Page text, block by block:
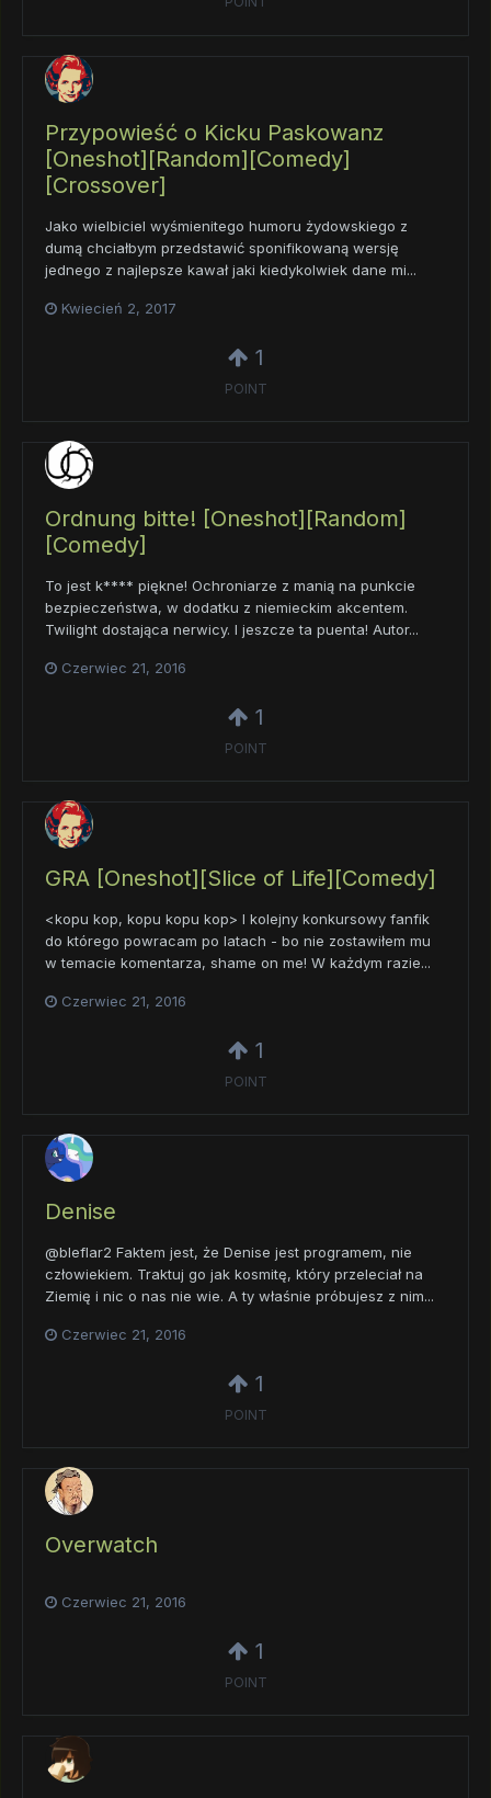
Przypowieść o Kicku Paskowanz
[Oneshot][Random][Comedy]
[Crossover]
Jako wielbiciel wyśmienitego humoru żydowskiego z
dumą chciałbym przedstawić sponifikowaną wersję
jednego z najlepsze kawał jaki kiedykolwiek dane mi...
Kwiecień 2, 2017
1
POINT
Ordnung bitte! [Oneshot][Random]
[Comedy]
To jest k**** piękne! Ochroniarze z manią na punkcie
bezpieczeństwa, w dodatku z niemieckim akcentem.
Twilight dostająca nerwicy. I jeszcze ta puenta! Autor...
Czerwiec 21, 2016
1
POINT
GRA [Oneshot][Slice of Life][Comedy]
<kopu kop, kopu kopu kop> I kolejny konkursowy fanfik
do którego powracam po latach - bo nie zostawiłem mu
w temacie komentarza, shame on me! W każdym razie...
Czerwiec 21, 2016
1
POINT
Denise
@bleflar2 Faktem jest, że Denise jest programem, nie
człowiekiem. Traktuj go jak kosmitę, który przeleciał na
Ziemię i nic o nas nie wie. A ty właśnie próbujesz z nim...
Czerwiec 21, 2016
1
POINT
Overwatch
Czerwiec 21, 2016
1
POINT